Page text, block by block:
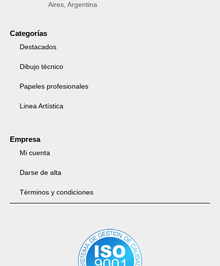
Aires, Argentina
Categorías
Destacados
Dibujo técnico
Papeles profesionales
Linea Artística
Empresa
Mi cuenta
Darse de alta
Términos y condiciones